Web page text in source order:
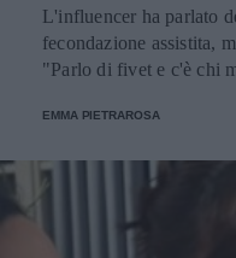
L'influencer ha parlato
fecondazione assistita,
"Parlo di fivet e c'è chi
EMMA PIETRAROSA